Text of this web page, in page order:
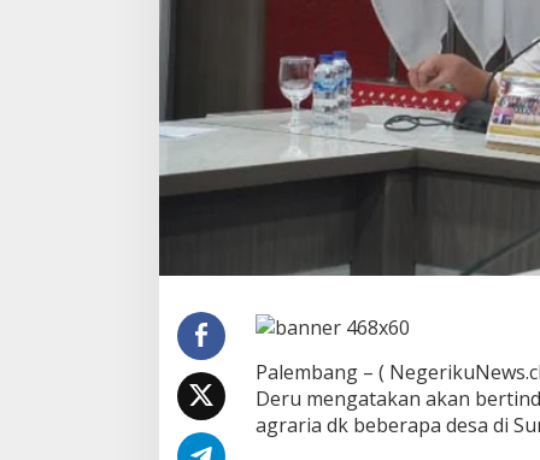
k
K
o
n
f
i
i
d
D
Palembang – (
Deru mengatakan akan
agraria dk beberapa desa di